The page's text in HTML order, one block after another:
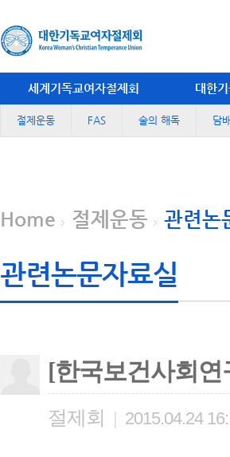
세계기독교여자절제회 대한
절제운동 FAS 술의 해독 담
Home 절제운동 관련논
관련논문자료실
[한국보건사회연
절제회 | 2015.04.24